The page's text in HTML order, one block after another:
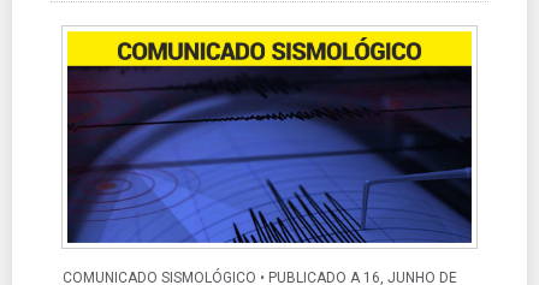
COMUNICADO SISMOLÓGICO • PUBLICADO A 16, JUNHO DE